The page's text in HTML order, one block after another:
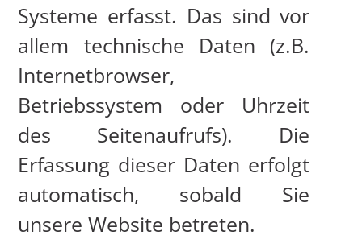
Systeme erfasst. Das sind vor
allem technische Daten (z.B.
Internetbrowser,
Betriebssystem oder Uhrzeit
des Seitenaufrufs). Die
Erfassung dieser Daten erfolgt
automatisch, sobald Sie
unsere Website betreten.